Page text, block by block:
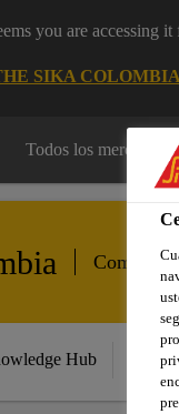
you are accessing
SIKA
Todos los mercados
Hub